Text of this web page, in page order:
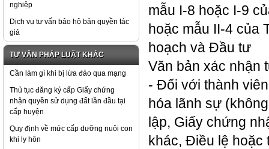
nghiệp
Dịch vụ tư vấn bảo hộ bản quyền tác
giả
TƯ VẤN PHÁP LUẬT KHÁC
Cần làm gì khi bị lừa đảo qua mạng
Thủ tục đăng ký cấp Giấy chứng
nhận quyền sử dụng đất lần đầu tại
cấp huyện
Quy định về mức cấp dưỡng nuôi con
khi ly hôn
mẫu I-8 hoặc I-9
hoặc mẫu II-4 của
hoạch và Đầu tư
Văn bản xác nhận
- Đối với thành
hóa lãnh sự
lập, Giấy chứng
khác, Điều lệ